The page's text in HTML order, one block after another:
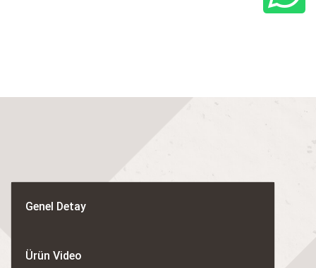
Genel Detay
Ürün Video